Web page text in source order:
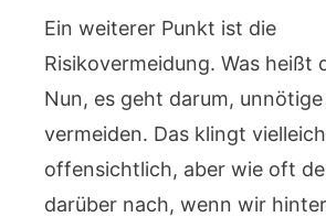
Ein weiterer Punkt ist die
Risikovermeidung. Was heißt
Nun, es geht darum, unnötige
vermeiden. Das klingt
offensichtlich, aber wie oft
darüber nach, wenn wir